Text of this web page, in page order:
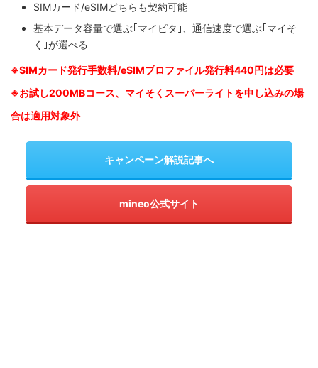
SIMカード/eSIMどちらも契約可能
基本データ容量で選ぶ｢マイピタ｣、通信速度で選ぶ｢マイそ
く｣が選べる
※SIMカード発行手数料/eSIMプロファイル発行料440円は必要
※お試し200MBコース、マイそくスーパーライトを申し込みの場
合は適用対象外
キャンペーン解説記事へ
mineo公式サイト